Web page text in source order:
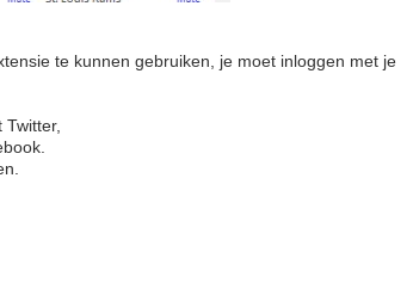
te kunnen gebruiken, je moet inloggen met je